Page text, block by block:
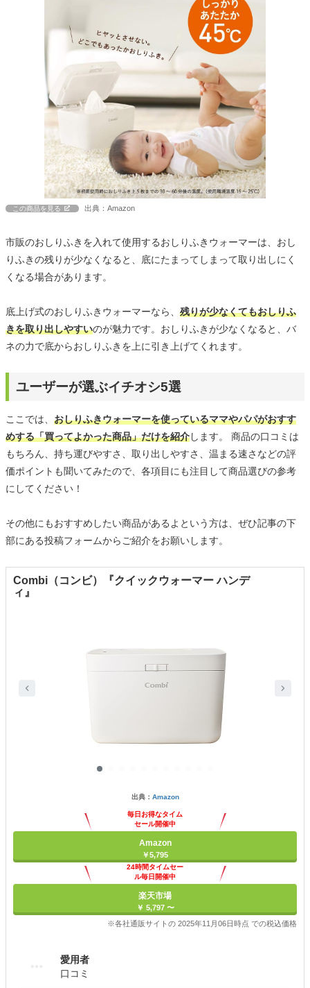
この商品を見る 出典：Amazon
市販のおしりふきを入れて使用するおしりふきウォーマーは、おし
りふきの残りが少なくなると、底にたまってしまって取り出しにく
くなる場合があります。
底上げ式のおしりふきウォーマーなら、 残りが少なくてもおしりふ
きを取り出しやすいのが魅力です。おしりふきが少なくなると、バ
ネの力で底からおしりふきを上に引き上げてくれます。
ユーザーが選ぶイチオシ5選
ここでは、 おしりふきウォーマーを使っているママやパパがおすす
めする「買ってよかった商品」だけを紹介します。 商品の口コミは
もちろん、持ち運びやすさ、取り出しやすさ、温まる速さなどの評
価ポイントも聞いてみたので、各項目にも注目して商品選びの参考
にしてください！
その他にもおすすめしたい商品があるよという方は、ぜひ記事の下
部にある投稿フォームからご紹介をお願いします。
Combi（コンビ）『クイックウォーマー ハンデ
ィ』
出典： Amazon
毎日お得なタイム
セール開催中
Amazon
￥5,795
24時間タイムセー
ル毎日開催中
楽天市場
￥ 5,797 〜
※各社通販サイトの 2025年11月06日時点 での税込価格
愛用者
口コミ